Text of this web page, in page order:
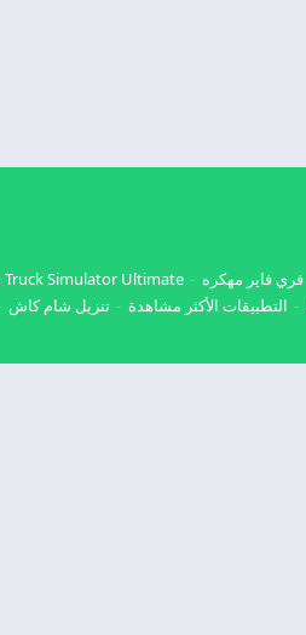
فري فاير مهكره Truck Simulator Ultimate مهكره
التطبيقات الأكثر مشاهدة تنزيل شام كاش